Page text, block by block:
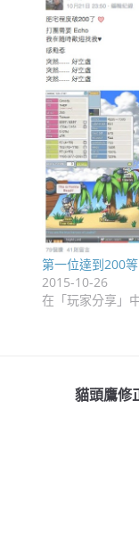
第一位達到200
2015-10-26
在「玩家分享」
貓頭鷹修